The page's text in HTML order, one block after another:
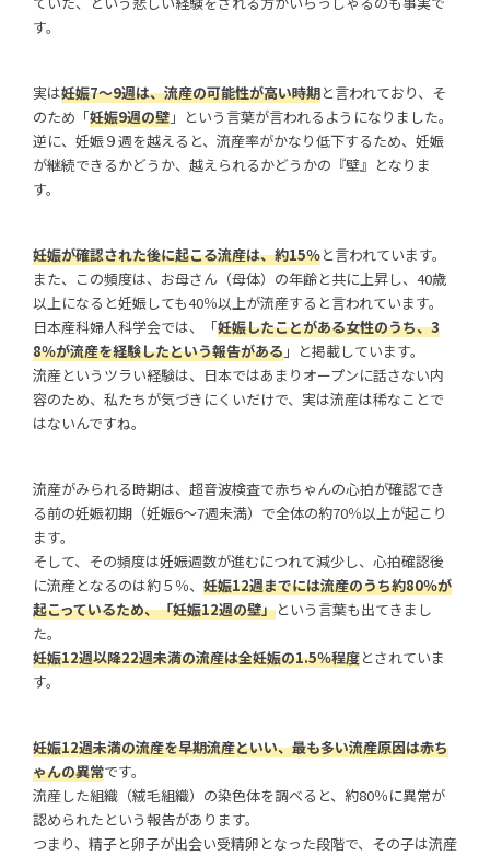
す。
実は妊娠7～9週は、流産の可能性が高い時期と言われており、そ
のため「妊娠9週の壁 」という言葉が言われるようになりました。
逆に、妊娠９週を越えると、流産率がかなり低下するため、妊娠
が継続できるかどうか、越えられるかどうかの『壁』となりま
す。
妊娠が確認された後に起こる流産は、約15％と言われています。
また、この頻度は、お母さん（母体）の年齢と共に上昇し、40歳
以上になると妊娠しても40％以上が流産すると言われています。
日本産科婦人科学会では、「妊娠したことがある女性のうち、3
8％が流産を経験したという報告がある 」と掲載しています。
流産というツラい経験は、日本ではあまりオープンに話さない内
容のため、私たちが気づきにくいだけで、実は流産は稀なことで
はないんですね。
流産がみられる時期は、超音波検査で赤ちゃんの心拍が確認でき
る前の妊娠初期（妊娠6～7週未満）で全体の約70％以上が起こり
ます。
そして、その頻度は妊娠週数が進むにつれて減少し、心拍確認後
に流産となるのは約５％、 妊娠12週までには流産のうち約80％が
起こっているため、「妊娠12週の壁」という言葉も出てきまし
た。
妊娠12週以降22週未満の流産は全妊娠の1.5％程度とされていま
す。
妊娠12週未満の流産を早期流産といい、最も多い流産原因は赤ち
ゃんの異常です。
流産した組織（絨毛組織）の染色体を調べると、約80％に異常が
認められたという報告があります。
つまり、精子と卵子が出会い受精卵となった段階で、その子は流産